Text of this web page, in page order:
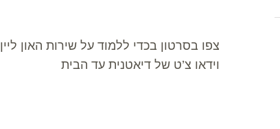
צפו בסרטון בכדי ללמוד על שירות האון ליין
וידאו צ’ט של דיאטנית עד הבית